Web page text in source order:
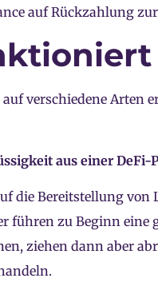
auf Rückzahlung
verschiedene Arten
aus einer DeFi-
die Bereitstellung
führen zu Beginn
ziehen dann aber